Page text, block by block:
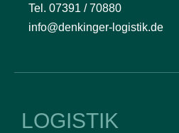
Tel. 07391 / 70880
info@denkinger-logistik.de
LOGISTIK